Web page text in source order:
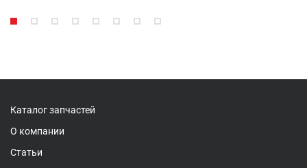
Каталог запчастей
О компании
Статьи